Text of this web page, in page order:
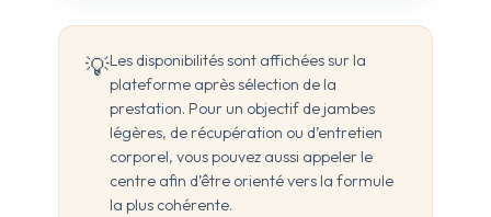
💡Les disponibilités sont affichées sur la
plateforme après sélection de la
prestation. Pour un objectif de jambes
légères, de récupération ou d’entretien
corporel, vous pouvez aussi appeler le
centre afin d’être orienté vers la formule
la plus cohérente.